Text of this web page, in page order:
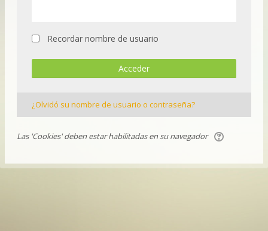
Recordar nombre de usuario
¿Olvidó su nombre de usuario o contraseña?
Las 'Cookies' deben estar habilitadas en su navegador